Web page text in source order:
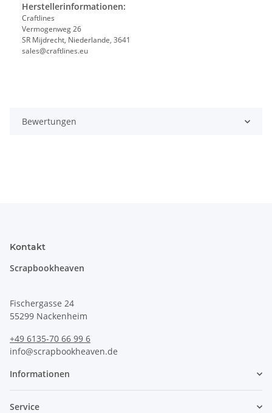
Herstellerinformationen:
Craftlines
Vermogenweg 26
SR Mijdrecht, Niederlande, 3641
sales@craftlines.eu
Bewertungen
Kontakt
Scrapbookheaven
Fischergasse 24
55299 Nackenheim
+49 6135-70 66 99 6
info@scrapbookheaven.de
Informationen
Service